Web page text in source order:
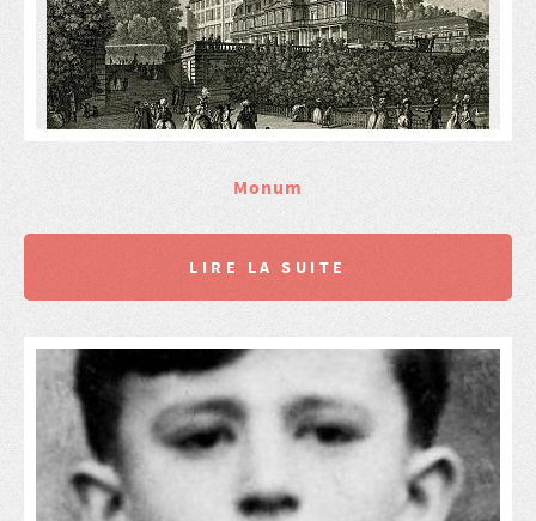
Monum
LIRE LA SUITE